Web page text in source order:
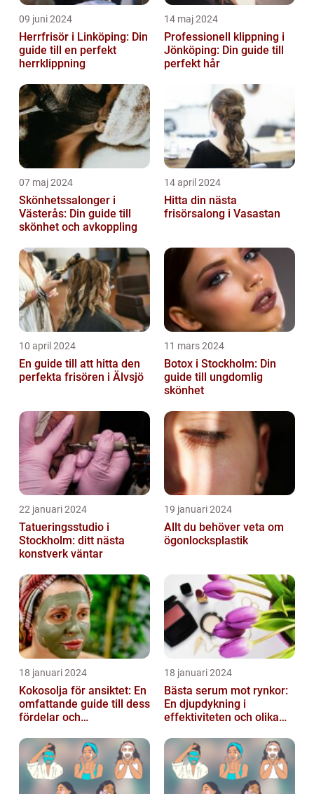
09 juni 2024
Herrfrisör i Linköping: Din
guide till en perfekt
herrklippning
14 maj 2024
Professionell klippning i
Jönköping: Din guide till
perfekt hår
07 maj 2024
Skönhetssalonger i
Västerås: Din guide till
skönhet och avkoppling
14 april 2024
Hitta din nästa
frisörsalong i Vasastan
10 april 2024
En guide till att hitta den
perfekta frisören i Älvsjö
11 mars 2024
Botox i Stockholm: Din
guide till ungdomlig
skönhet
22 januari 2024
Tatueringsstudio i
Stockholm: ditt nästa
konstverk väntar
19 januari 2024
Allt du behöver veta om
ögonlocksplastik
18 januari 2024
Kokosolja för ansiktet: En
omfattande guide till dess
fördelar och
18 januari 2024
Bästa serum mot rynkor:
En djupdykning i
effektiviteten och olika